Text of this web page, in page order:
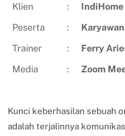
Klien :
IndiHome
Peserta
: Karyawan
Trainer
:
Ferry
Media
: Zoom
Kunci keberhasilan sebuah
adalah terjalinnya